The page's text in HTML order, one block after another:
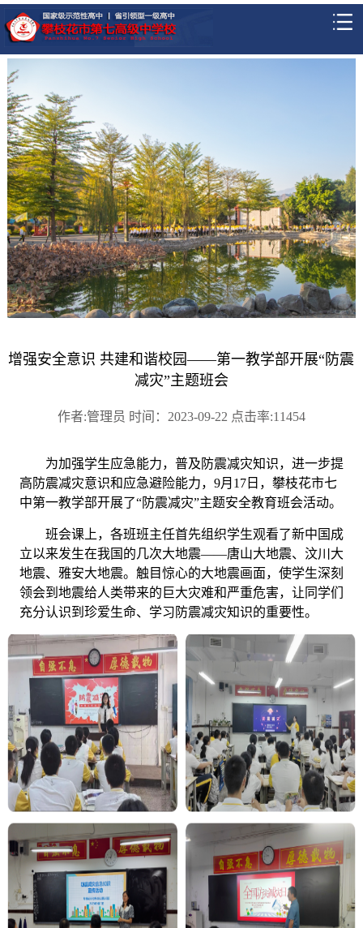
增强安全意识 共建和谐校园——第一教学部开展“防震
减灾”主题班会
作者:管理员 时间：2023-09-22 点击率:11454
为加强学生应急能力，普及防震减灾知识，进一步提
高防震减灾意识和应急避险能力， 9月 17日，攀枝花市七
中第一教学部开展了“防震减灾”主题安全教育班会活动。
班会课上，各班班主任首先组织学生观看了新中国成
立以来发生在我国的几次大地震——唐山大地震、汶川大
地震、雅安大地震。触目惊心的大地震画面，使学生深刻
领会到地震给人类带来的巨大灾难和严重危害，让同学们
充分认识到珍爱生命、学习防震减灾知识的重要性。